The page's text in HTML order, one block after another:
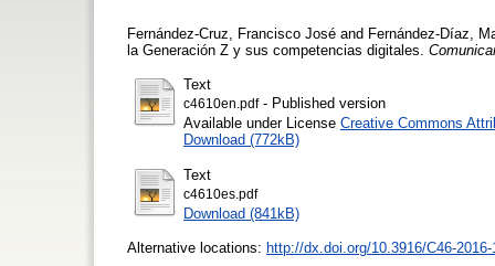
Fernández-Cruz, Francisco José and Fernández-Díaz,
la Generación Z y sus competencias digitales.
Text
c4610en.pdf- Published version
Available under License Creative Commons
Download (772kB)
Text
c4610es.pdf
Download (841kB)
Alternative locations: http://dx.doi.org/10.3916/C46-2016-